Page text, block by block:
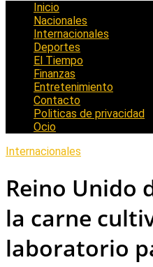
Inicio
Nacionales
Internacionales
Deportes
El Tiempo
Finanzas
Entretenimiento
Contacto
Politicas de privacidad
Ocio
Internacionales
Reino Unido
la carne
laboratorio